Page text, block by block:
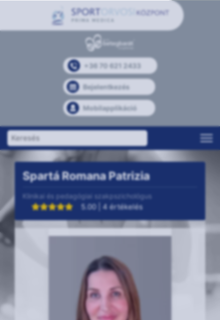
+36 70 621 2433
Bejelentkezés
Mobilapplikáció
Spartá Romana Patrizia
Klinikai és pedagógiai szakpszichológus
5.00 | 4 értékelés